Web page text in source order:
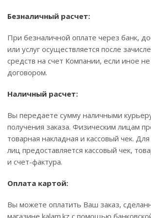
Безналичный расчет:
При безналичной оплате через банк,
или услуг осуществляется после
средств на счет Компании, если иное
договором.
Наличный расчет:
Вы передаете сумму наличными
получения заказа. Физическим лицам
товарная накладная и кассовый чек.
лиц предоставляется кассовый чек,
и счет-фактура.
Оплата картой:
Вы можете оплатить Ваш заказ,
магазине kalam.kz с помощью